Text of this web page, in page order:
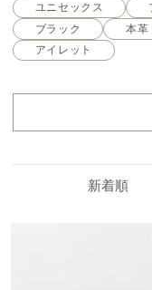
ユニセックス
ブラック
本革
アイレット
新着順